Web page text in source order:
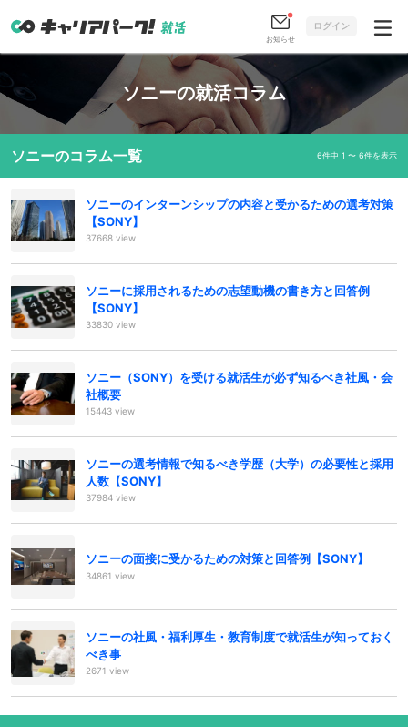
お知らせ
ログイン
ソニーの就活コラム
ソニーのコラム一覧 6件中 1 〜 6件を表示
ソニーのインターンシップの内容と受かるための選考対策
【SONY】
37668 view
ソニーに採用されるための志望動機の書き方と回答例
【SONY】
33830 view
ソニー（SONY）を受ける就活生が必ず知るべき社風・会
社概要
15443 view
ソニーの選考情報で知るべき学歴（大学）の必要性と採用
人数【SONY】
37984 view
ソニーの面接に受かるための対策と回答例【SONY】
34861 view
ソニーの社風・福利厚生・教育制度で就活生が知っておく
べき事
2671 view